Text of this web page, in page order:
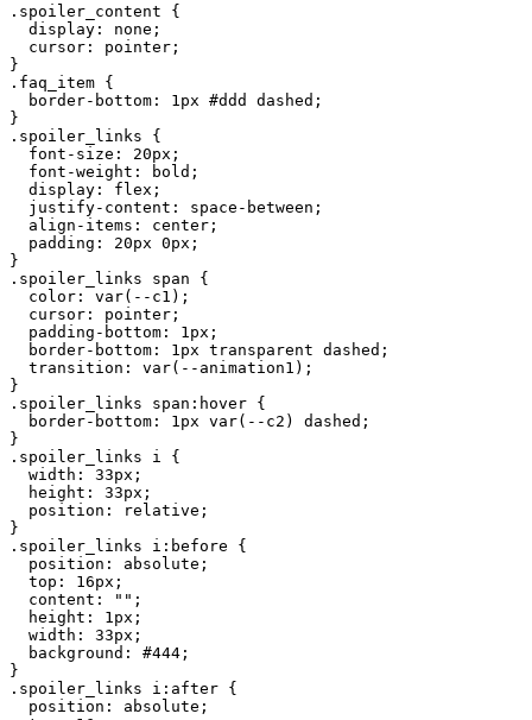
.spoiler_content {
  display: none;
  cursor: pointer;
}
.faq_item {
  border-bottom: 1px #ddd dashed;
}
.spoiler_links {
  font-size: 20px;
  font-weight: bold;
  display: flex;
  justify-content: space-between;
  align-items: center;
  padding: 20px 0px;
}
.spoiler_links span {
  color: var(--c1);
  cursor: pointer;
  padding-bottom: 1px;
  border-bottom: 1px transparent dashed;
  transition: var(--animation1);
}
.spoiler_links span:hover {
  border-bottom: 1px var(--c2) dashed;
}
.spoiler_links i {
  width: 33px;
  height: 33px;
  position: relative;
}
.spoiler_links i:before {
  position: absolute;
  top: 16px;
  content: "";
  height: 1px;
  width: 33px;
  background: #444;
}
.spoiler_links i:after {
  position: absolute;